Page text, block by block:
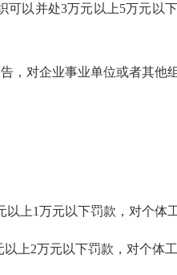
并处3万元以上5万元以
对企业事业单位或者其他
1万元以下罚款，对个体
2万元以下罚款，对个体